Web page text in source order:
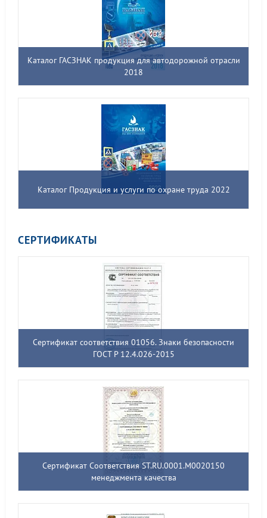
Каталог ГАСЗНАК продукция для автодорожной отрасли
2018
Каталог Продукция и услуги по охране труда 2022
СЕРТИФИКАТЫ
Сертификат соответствия 01056. Знаки безопасности
ГОСТ Р 12.4.026-2015
Сертификат Соответствия ST.RU.0001.M0020150
менеджмента качества